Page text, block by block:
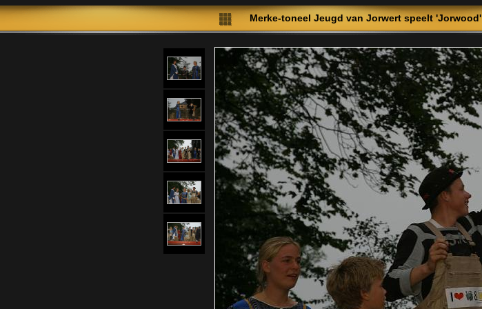
Merke-toneel Jeugd van Jorwert speelt 'Jorwood'